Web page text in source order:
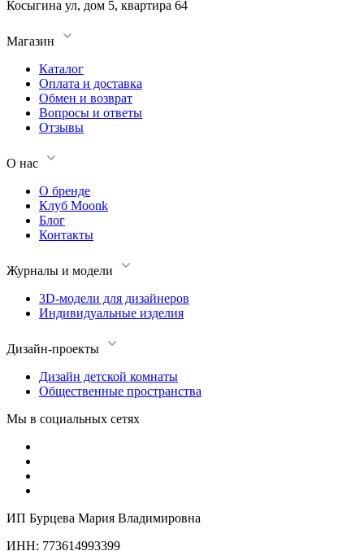
Косыгина ул, дом 5, квартира 64
Магазин
Каталог
Оплата и доставка
Обмен и возврат
Вопросы и ответы
Отзывы
О нас
О бренде
Клуб Moonk
Блог
Контакты
Журналы и модели
3D-модели для дизайнеров
Индивидуальные изделия
Дизайн-проекты
Дизайн детской комнаты
Общественные пространства
Мы в социальных сетях
ИП Бурцева Мария Владимировна
ИНН: 773614993399